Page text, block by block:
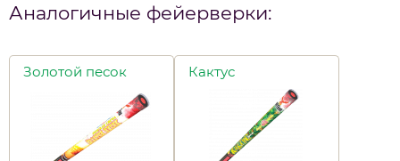
Аналогичные фейерверки:
Золотой песок Кактус